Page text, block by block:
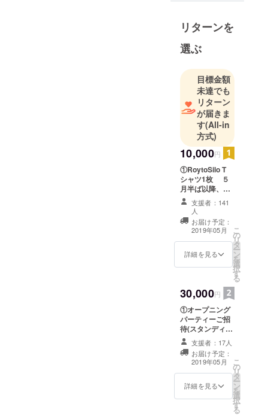
るお菓子作
りの魅力に
感銘を受け
将来パティ
シエになる
ことを志
す。
2010年都内
パティス
リー勤
務/2014年パ
リのパティ
スリーで半
年間修
行/2015-
2019都内レ
ストラン、
都内大手カ
フェ&ブライ
ティシエ勤
務
玄太
1993年 千葉
県生まれ
ファッショ
ンやアート
に関心が強
リターンを
選ぶ
目標金額
未達でも
リターン
が届きま
す(All-in
方式)
10,000円
①RoytoSilo T
シャツ1枚 ５
月半ば以降、郵
送にてお届けい
たします。 ②パ
フェ2個ご提供
2019年内有効
です
支援者：141
人
お届け予定：
2019年05月
詳細を見る
こ
の
リ
タ
ー
ン
を
選
択
す
る
30,000円
①オープニング
パーティーご招
待(スタンディン
グ) 5月中旬を
予定しておりま
すが物件取得の
スケジュールに
より前後する場
合があります。
支援者：17人
お届け予定：
2019年05月
詳細を見る
こ
の
リ
タ
ー
ン
を
選
択
す
る